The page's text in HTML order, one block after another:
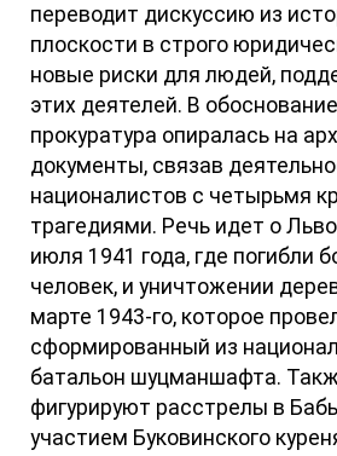
переводит дискуссию из
плоскости в строго
новые риски для людей,
этих деятелей. В
прокуратура опиралась на
документы, связав
националистов с четырьмя
трагедиями. Речь идет о
июля 1941 года, где погибли
человек, и уничтожении
марте 1943-го, которое
сформированный из
батальон шуцманшафта.
фигурируют расстрелы в
участием Буковинского